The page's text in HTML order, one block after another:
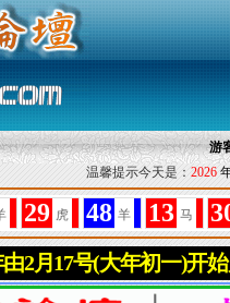
游
温馨提示今天是： 2026